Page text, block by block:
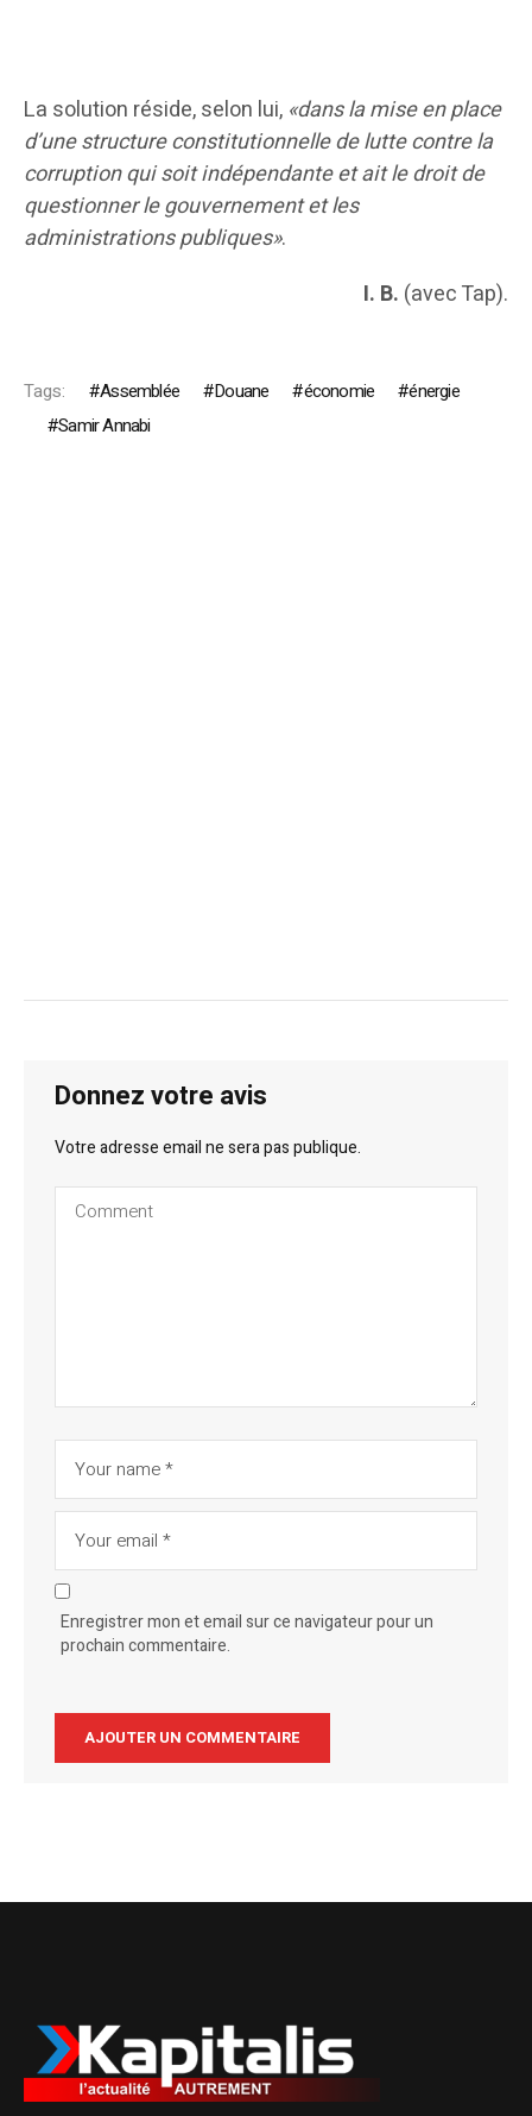
La solution réside, selon lui, «dans la mise en place
d’une structure constitutionnelle de lutte contre la
corruption qui soit indépendante et ait le droit de
questionner le gouvernement et les
administrations publiques».
I. B. (avec Tap).
Tags: Assemblée Douane économie
énergie
Samir Annabi
Donnez votre avis
Votre adresse email ne sera pas publique.
Enregistrer mon et email sur ce navigateur pour un
prochain commentaire.